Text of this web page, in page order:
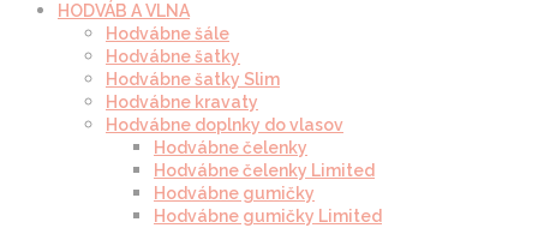
HODVÁB A VLNA
Hodvábne šále
Hodvábne šatky
Hodvábne šatky Slim
Hodvábne kravaty
Hodvábne doplnky do vlasov
Hodvábne čelenky
Hodvábne čelenky Limited
Hodvábne gumičky
Hodvábne gumičky Limited